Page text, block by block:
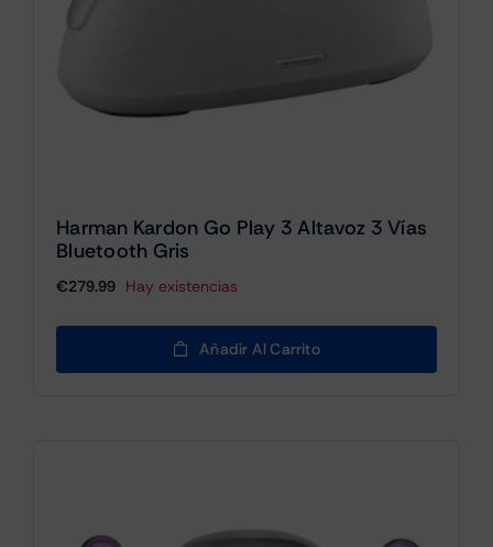
Harman Kardon Go Play 3 Altavoz 3 Vías
Bluetooth Gris
€279.99 Hay existencias
Añadir Al Carrito